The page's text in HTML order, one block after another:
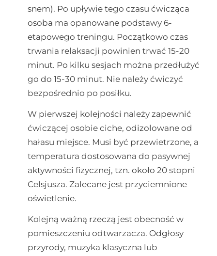
snem). Po upływie tego czasu ćwicząca
osoba ma opanowane podstawy 6-
etapowego treningu. Początkowo czas
trwania relaksacji powinien trwać 15-20
minut. Po kilku sesjach można przedłużyć
go do 15-30 minut. Nie należy ćwiczyć
bezpośrednio po posiłku.
W pierwszej kolejności należy zapewnić
ćwiczącej osobie ciche, odizolowane od
hałasu miejsce. Musi być przewietrzone, a
temperatura dostosowana do pasywnej
aktywności fizycznej, tzn. około 20 stopni
Celsjusza. Zalecane jest przyciemnione
oświetlenie.
Kolejną ważną rzeczą jest obecność w
pomieszczeniu odtwarzacza. Odgłosy
przyrody, muzyka klasyczna lub